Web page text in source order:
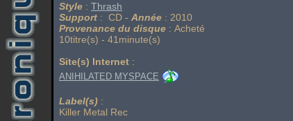
Style : Thrash
Support : CD - Année : 2010
Provenance du disque : Acheté
10titre(s) - 41minute(s)
Site(s) Internet :
ANIHILATED MYSPACE
Label(s) :
Killer Metal Rec